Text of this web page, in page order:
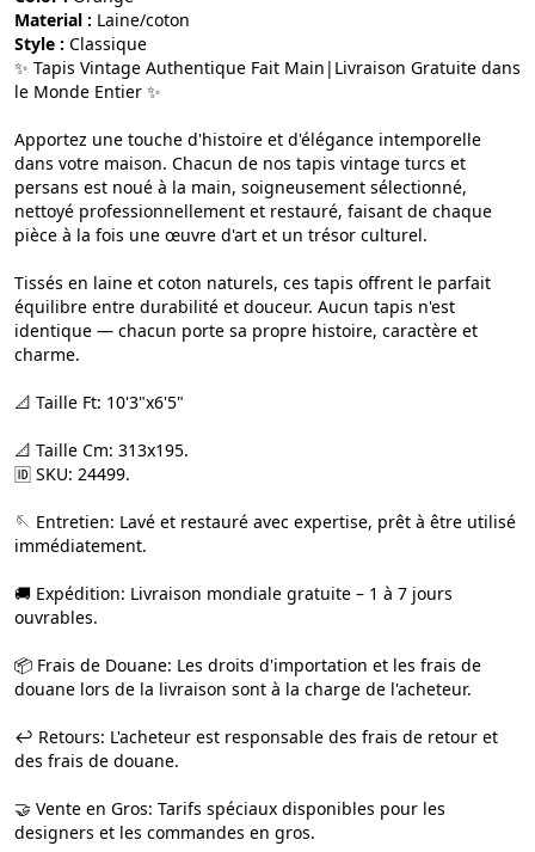
Material :
laine/coton
Style :
classique
✨ Tapis Vintage Authentique Fait Main|Livraison Gratuite dans
le Monde Entier ✨
Apportez une touche d'histoire et d'élégance intemporelle
dans votre maison. Chacun de nos tapis vintage turcs et
persans est noué à la main, soigneusement sélectionné,
nettoyé professionnellement et restauré, faisant de chaque
pièce à la fois une œuvre d'art et un trésor culturel.
Tissés en laine et coton naturels, ces tapis offrent le parfait
équilibre entre durabilité et douceur. Aucun tapis n'est
identique — chacun porte sa propre histoire, caractère et
charme.
📐 Taille Ft: 10'3"x6'5"
📐 Taille Cm: 313x195.
🆔 SKU: 24499.
🪡 Entretien: Lavé et restauré avec expertise, prêt à être utilisé
immédiatement.
🚚 Expédition: Livraison mondiale gratuite – 1 à 7 jours
ouvrables.
📦 Frais de Douane: Les droits d'importation et les frais de
douane lors de la livraison sont à la charge de l'acheteur.
↩️ Retours: L'acheteur est responsable des frais de retour et
des frais de douane.
🤝 Vente en Gros: Tarifs spéciaux disponibles pour les
designers et les commandes en gros.